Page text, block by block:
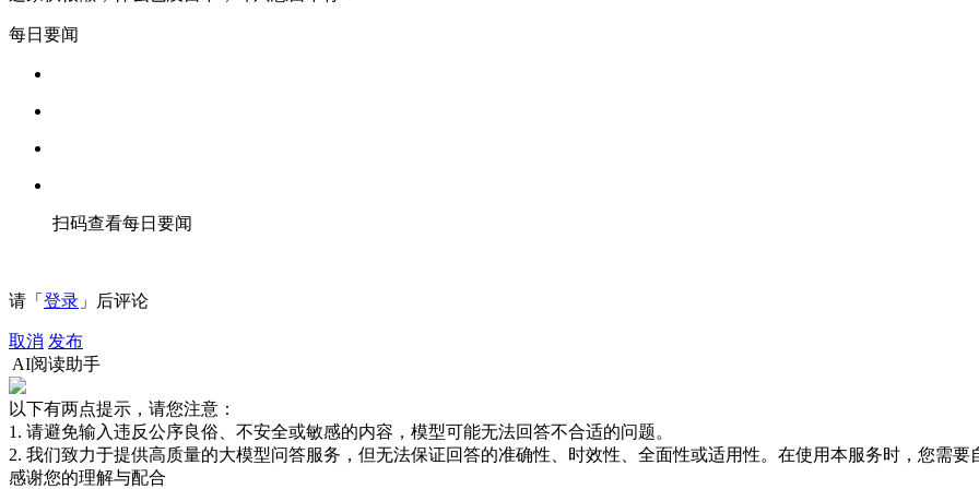
每日要闻
扫码查看每日要闻
请「 登录 」后评论
取消 发布
AI阅读助手
以下有两点提示，请您注意：
1. 请避免输入违反公序良俗、不安全或敏感的内容，模型可能无法回答不合适的问题。
2. 我们致力于提供高质量的大模型问答服务，但无法保证回答的准确性、时效性、全面性或适用性。在使用本服务时，您需要
感谢您的理解与配合